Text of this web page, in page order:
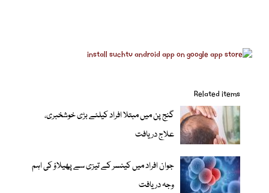
Related items
گنج پن میں مبتلا افراد کیلئے بڑی خوشخبری،
علاج دریافت
جوان افراد میں کینسر کے تیزی سے پھیلاؤ کی اہم
وجہ دریافت